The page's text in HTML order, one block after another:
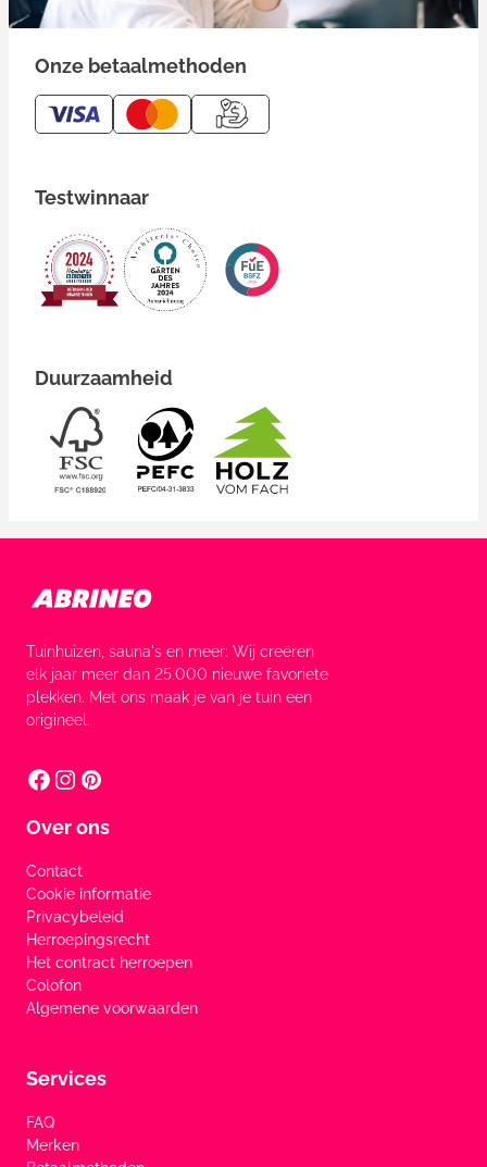
Onze betaalmethoden
Testwinnaar
Duurzaamheid
Tuinhuizen, sauna's en meer: Wij creëren
elk jaar meer dan 25.000 nieuwe favoriete
plekken. Met ons maak je van je tuin een
origineel.
Over ons
Contact
Cookie informatie
Privacybeleid
Herroepingsrecht
Het contract herroepen
Colofon
Algemene voorwaarden
Services
FAQ
Merken